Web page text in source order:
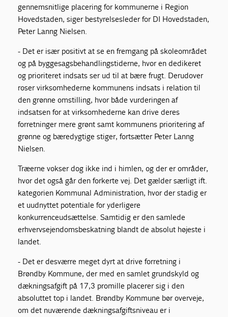
gennemsnitlige placering for kommunerne i Region
Hovedstaden, siger bestyrelsesleder for DI Hovedstaden,
Peter Lanng Nielsen.
- Det er især positivt at se en fremgang på skoleområdet
og på byggesagsbehandlingstiderne, hvor en dedikeret
og prioriteret indsats ser ud til at bære frugt. Derudover
roser virksomhederne kommunens indsats i relation til
den grønne omstilling, hvor både vurderingen af
indsatsen for at virksomhederne kan drive deres
forretninger mere grønt samt kommunens prioritering af
grønne og bæredygtige stiger, fortsætter Peter Lanng
Nielsen.
Træerne vokser dog ikke ind i himlen, og der er områder,
hvor det også går den forkerte vej. Det gælder særligt ift.
kategorien Kommunal Administration, hvor der stadig er
et uudnyttet potentiale for yderligere
konkurrenceudsættelse. Samtidig er den samlede
erhvervsejendomsbeskatning blandt de absolut højeste i
landet.
- Det er desværre meget dyrt at drive forretning i
Brøndby Kommune, der med en samlet grundskyld og
dækningsafgift på 17,3 promille placerer sig i den
absoluttet top i landet. Brøndby Kommune bør overveje,
om det nuværende dækningsafgiftsniveau er i